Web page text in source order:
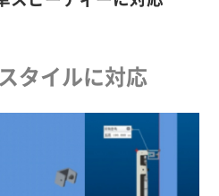
タイルに対応